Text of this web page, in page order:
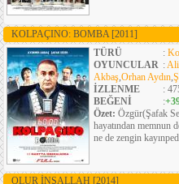
KOLPAÇINO: BOMBA [2011]
TÜRÜ
:
OYUNCULAR :Ali
Akbaş,Orhan Aydın,
İZLENME
:
BEĞENİ
:
Özet: Özgür(Şafak
hayatından memnun
ne de zengin
OLUR İNŞALLAH [2014]